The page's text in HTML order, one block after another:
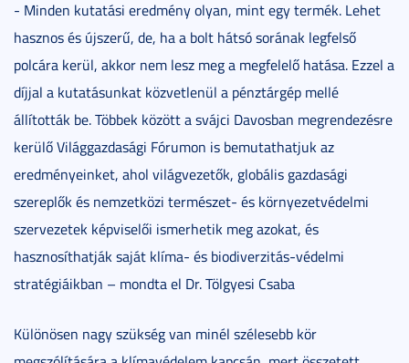
- Minden kutatási eredmény olyan, mint egy termék. Lehet
hasznos és újszerű, de, ha a bolt hátsó sorának legfelső
polcára kerül, akkor nem lesz meg a megfelelő hatása. Ezzel a
díjjal a kutatásunkat közvetlenül a pénztárgép mellé
állították be. Többek között a svájci Davosban megrendezésre
kerülő Világgazdasági Fórumon is bemutathatjuk az
eredményeinket, ahol világvezetők, globális gazdasági
szereplők és nemzetközi természet- és környezetvédelmi
szervezetek képviselői ismerhetik meg azokat, és
hasznosíthatják saját klíma- és biodiverzitás-védelmi
stratégiáikban – mondta el Dr. Tölgyesi Csaba
Különösen nagy szükség van minél szélesebb kör